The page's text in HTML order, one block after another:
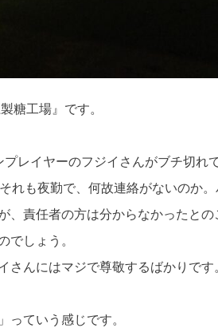
糖工場』です。
レイヤーのフジイさんがブチ切れ
れも夜勤で、何故連絡がないのか。
責任者の方は分からなかったとの
でしょう。
んにはマジで尊敬するばかりです
っていう感じです。